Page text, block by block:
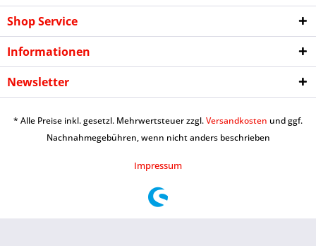
Shop Service
Informationen
Newsletter
* Alle Preise inkl. gesetzl. Mehrwertsteuer zzgl.Versandkosten und ggf.
Nachnahmegebühren, wenn nicht anders beschrieben
Impressum